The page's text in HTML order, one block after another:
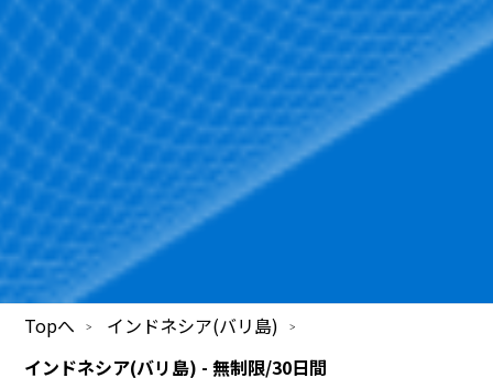
Topへ
インドネシア(バリ島)
インドネシア(バリ島) - 無制限/30日間